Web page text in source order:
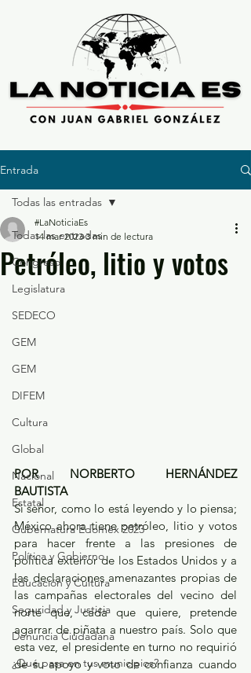
Entrada
Todas las entradas
Congreso
Legislatura
SEDECO
GEM
GEM
DIFEM
Cultura
Global
Nacional
Estatal
Gubernatura Edoméx 2023
Política y Gobierno
Educación y Cultura
Seguridad y Justicia
Denuncia Ciudadana
¿Qué pasa en tus municipios?
Todas las entradas
Petróleo, litio y votos
#LaNoticiaEs
14 mar 2023 3 min de lectura
POR NORBERTO HERNÁNDEZ
BAUTISTA
Si señor, como lo está leyendo y lo piensa;
México ahora tiene petróleo, litio y votos
para hacer frente a las presiones de
política exterior de los Estados Unidos y a
las declaraciones amenazantes propias de
las campañas electorales del vecino del
norte que, cada que quiere, pretende
agarrar de piñata a nuestro país. Solo que
esta vez, el presidente en turno no requirió
de su apoyo y voto de confianza cuando